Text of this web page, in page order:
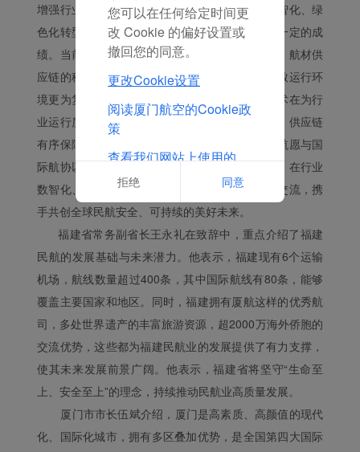
增强行业韧性、改进服务质量、推动行业加速数智化、绿
色化转型等方面开展了许多有益探索，也取得了一定的成
绩。当前全球民航安全发展仍面临诸多风险挑战，航材供
应链的稳定性和效率有待提高，极端天气增多导致运行环
境更为复杂，自动化、人工智能、无人机等新技术在为行
业运行质效带来巨大变革的同时也带来衍生风险，供应链
有序保障可能因为地缘政治被人为阻断。中国民航愿与国
际航协以及各国同行一道，风雨同舟、密切合作，在行业
数智化、绿色化发展等新技术、新领域加强分享交流，携
手共创全球民航安全、可持续的美好未来。
福建省常务副省长王永礼在致辞中，重点介绍了福建
民航的发展基础与未来潜力。他表示，福建现有6个运输
机场，航线数量超过400条，其中国际航线有80条，能够
覆盖主要国家和地区。同时，福建拥有厦航这样的优秀航
司，多处世界遗产的丰富旅游资源，超2000万海外侨胞的
交流优势，这些都为福建民航业的发展提供了有力支撑，
使其未来发展前景广阔。他表示，福建省将坚守“生命至
上、安全至上”的理念，持续推动民航业高质量发展。
厦门市市长伍斌介绍，厦门是高素质、高颜值的现代
化、国际化城市，拥有多区叠加优势，是全国第四大国际
您可以在任何给定时间更
改 Cookie 的偏好设置或
撤回您的同意。
更改Cookie设置
阅读厦门航空的Cookie政
策
查看我们网站上使用的
Cookie的完整列表
拒绝 同意